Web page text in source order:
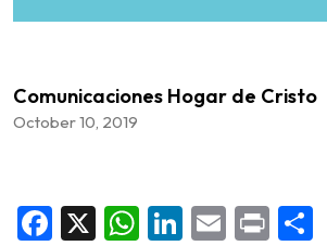
Comunicaciones Hogar de Cristo
October 10, 2019
Facebook
X WhatsApp
LinkedIn
Email
Print